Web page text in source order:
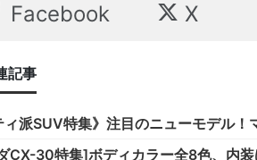
Facebook X
記事
ィ派SUV特集》注目のニューモデル
CX-30特集]ボディカラー全8色、内